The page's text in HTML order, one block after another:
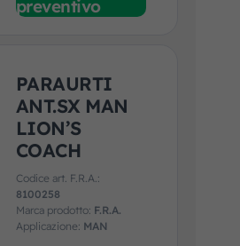
preventivo
PARAURTI
ANT.SX MAN
LION’S
COACH
Codice art. F.R.A.:
8100258
Marca prodotto: F.R.A.
Applicazione: MAN